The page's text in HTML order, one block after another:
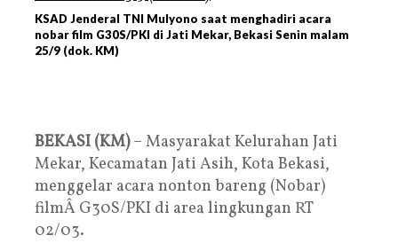
KSAD Jenderal TNI Mulyono saat menghadiri acara
nobar film G30S/PKI di Jati Mekar, Bekasi Senin malam
25/9 (dok. KM)
BEKASI (KM)– Masyarakat Kelurahan Jati
Mekar, Kecamatan Jati Asih, Kota Bekasi,
menggelar acara nonton bareng (Nobar)
filmÂ G30S/PKI di area lingkungan RT
02/03.